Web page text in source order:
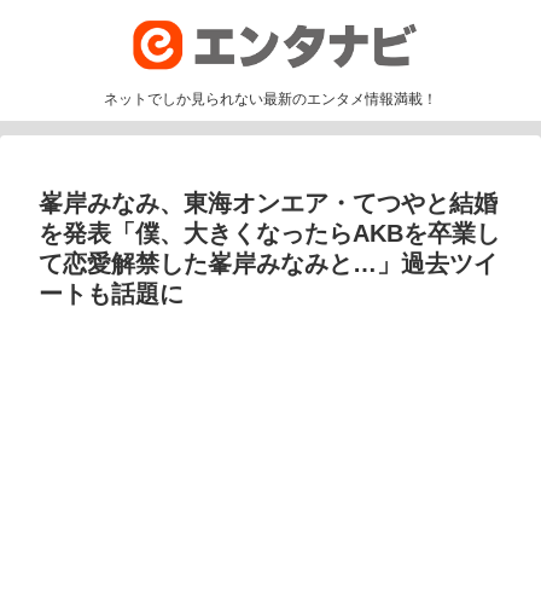
ネットでしか見られない最新のエンタメ情報満載！
峯岸みなみ、東海オンエア・てつやと結婚
を発表「僕、大きくなったらAKBを卒業し
て恋愛解禁した峯岸みなみと…」過去ツイ
ートも話題に